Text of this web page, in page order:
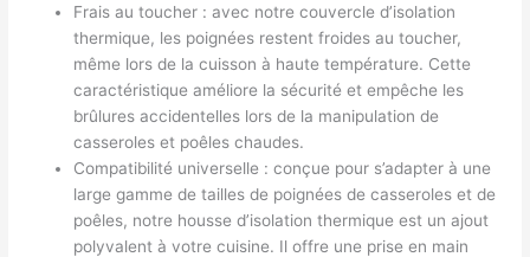
Frais au toucher : avec notre couvercle d’isolation
thermique, les poignées restent froides au toucher,
même lors de la cuisson à haute température. Cette
caractéristique améliore la sécurité et empêche les
brûlures accidentelles lors de la manipulation de
casseroles et poêles chaudes.
Compatibilité universelle : conçue pour s’adapter à une
large gamme de tailles de poignées de casseroles et de
poêles, notre housse d’isolation thermique est un ajout
polyvalent à votre cuisine. Il offre une prise en main